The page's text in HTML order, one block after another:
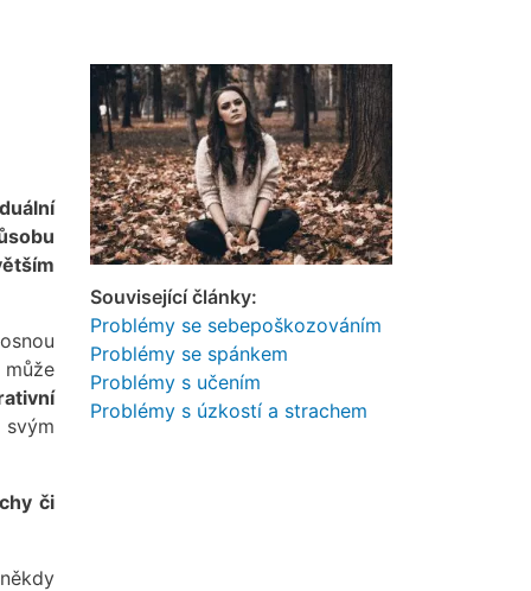
či
Související články:
Problémy se sebepoškozováním
Problémy se spánkem
Problémy s učením
Problémy s úzkostí a strachem